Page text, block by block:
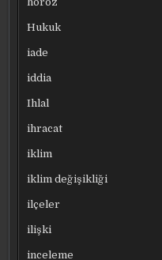
Hukuk
iade
iddia
Ihlal
ihracat
iklim
iklim değişikliği
ilçeler
ilişki
inceleme